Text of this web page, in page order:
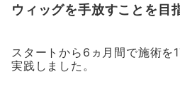
ウィッグを手放すことを目
スタートから6ヵ月間で施術を
実践しました。